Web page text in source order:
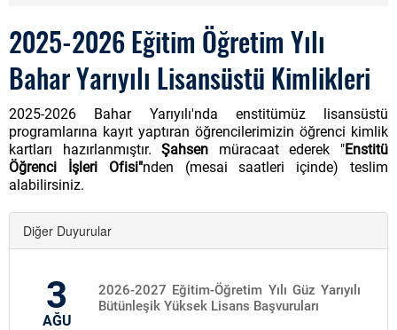
2025-2026 Eğitim Öğretim Yılı
Bahar Yarıyılı Lisansüstü Kimlikleri
2025-2026 Bahar Yarıyılı'nda enstitümüz lisansüstü
programlarına kayıt yaptıran öğrencilerimizin öğrenci kimlik
kartları hazırlanmıştır.Şahsen müracaat ederek "Enstitü
Öğrenci İşleri Ofisi"nden (mesai saatleri içinde) teslim
alabilirsiniz.
Diğer Duyurular
3
AĞU
2026-2027 Eğitim-Öğretim Yılı Güz Yarıyılı
Bütünleşik Yüksek Lisans Başvuruları